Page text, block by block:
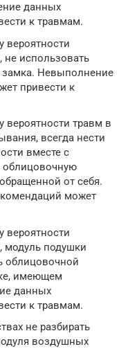
данных
к травмам.
вероятности
не использовать
замка. Невыполнение
привести к
травм в
всегда нести
вместе с
облицовочную
от себя.
может
вероятности
модуль подушки
облицовочной
имеющем
данных
к травмам.
не разбирать
воздушных